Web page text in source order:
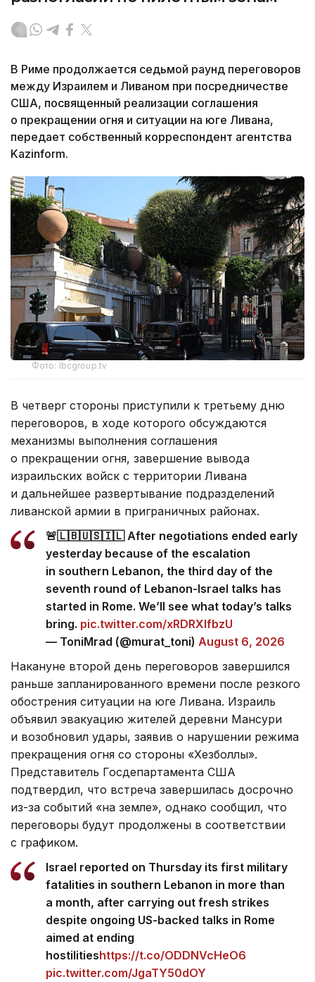
В Риме продолжается седьмой раунд переговоров
между Израилем и Ливаном при посредничестве
США, посвященный реализации соглашения
о прекращении огня и ситуации на юге Ливана,
передает собственный корреспондент агентства
Kazinform.
Фото: lbcgroup.tv
В четверг стороны приступили к третьему дню
переговоров, в ходе которого обсуждаются
механизмы выполнения соглашения
о прекращении огня, завершение вывода
израильских войск с территории Ливана
и дальнейшее развертывание подразделений
ливанской армии в приграничных районах.
🚨🇱🇧🇺🇸🇮🇱 After negotiations ended early
yesterday because of the escalation
in southern Lebanon, the third day of the
seventh round of Lebanon-Israel talks has
started in Rome. We’ll see what today’s talks
bring. pic.twitter.com/xRDRXlfbzU
— ToniMrad (@murat_toni) August 6, 2026
Накануне второй день переговоров завершился
раньше запланированного времени после резкого
обострения ситуации на юге Ливана. Израиль
объявил эвакуацию жителей деревни Мансури
и возобновил удары, заявив о нарушении режима
прекращения огня со стороны «Хезболлы».
Представитель Госдепартамента США
подтвердил, что встреча завершилась досрочно
из-за событий «на земле», однако сообщил, что
переговоры будут продолжены в соответствии
с графиком.
Israel reported on Thursday its first military
fatalities in southern Lebanon in more than
a month, after carrying out fresh strikes
despite ongoing US-backed talks in Rome
aimed at ending
hostilitieshttps://t.co/ODDNVcHeO6
pic.twitter.com/JgaTY50dOY